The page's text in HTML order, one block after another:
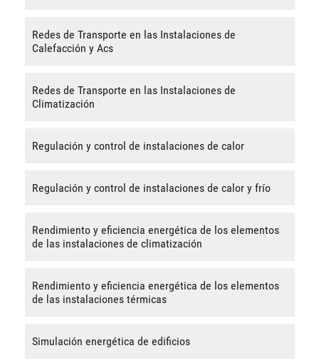
Redes de Transporte en las Instalaciones de
Calefacción y Acs
Redes de Transporte en las Instalaciones de
Climatización
Regulación y control de instalaciones de calor
Regulación y control de instalaciones de calor y frío
Rendimiento y eficiencia energética de los elementos
de las instalaciones de climatización
Rendimiento y eficiencia energética de los elementos
de las instalaciones térmicas
Simulación energética de edificios